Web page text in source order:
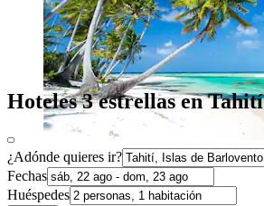
Hoteles 3 estrellas en Tahití
¿Adónde quieres ir?
Fechas
Huéspedes